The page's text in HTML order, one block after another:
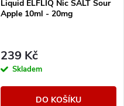
Liquid ELFLIQ Nic SALT Sour
Apple 10ml - 20mg
239 Kč
Skladem
DO KOŠÍKU